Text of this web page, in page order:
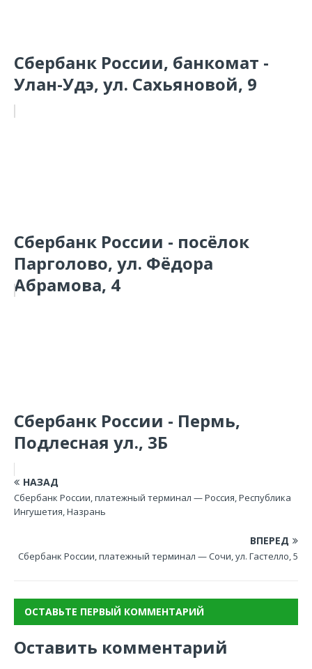
Сбербанк России, банкомат -
Улан-Удэ, ул. Сахьяновой, 9
Сбербанк России - посёлок
Парголово, ул. Фёдора
Абрамова, 4
Сбербанк России - Пермь,
Подлесная ул., 3Б
НАЗАД
Сбербанк России, платежный терминал — Россия, Республика
Ингушетия, Назрань
ВПЕРЕД
Сбербанк России, платежный терминал — Сочи, ул. Гастелло, 5
ОСТАВЬТЕ ПЕРВЫЙ КОММЕНТАРИЙ
Оставить комментарий